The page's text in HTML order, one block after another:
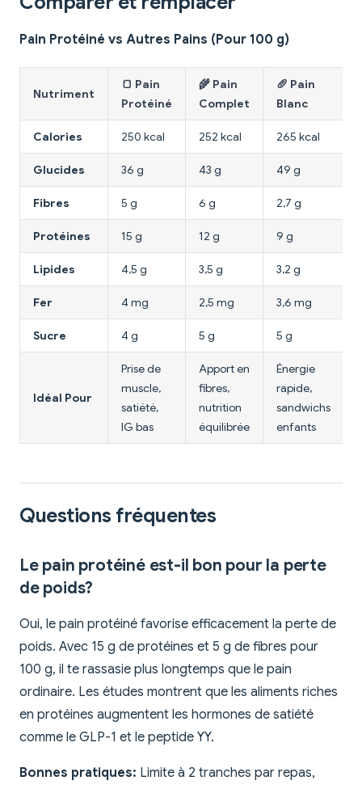
Pain Protéiné vs Autres Pains (Pour 100 g)
Nutriment
🍞 Pain
Protéiné
🌾 Pain
Complet
🥖 Pain
Blanc
Calories 250 kcal 252 kcal 265 kcal
Glucides 36 g 43 g 49 g
Fibres 5 g 6 g 2,7 g
Protéines 15 g 12 g 9 g
Lipides 4,5 g 3,5 g 3,2 g
Fer 4 mg 2,5 mg 3,6 mg
Sucre 4 g 5 g 5 g
Idéal Pour
Prise de
muscle,
satiété,
IG bas
Apport en
fibres,
nutrition
équilibrée
Énergie
rapide,
sandwichs
enfants
Questions fréquentes
Le pain protéiné est-il bon pour la perte
de poids?
Oui, le pain protéiné favorise efficacement la perte de
poids. Avec 15 g de protéines et 5 g de fibres pour
100 g, il te rassasie plus longtemps que le pain
ordinaire. Les études montrent que les aliments riches
en protéines augmentent les hormones de satiété
comme le GLP-1 et le peptide YY.
Bonnes pratiques: Limite à 2 tranches par repas,